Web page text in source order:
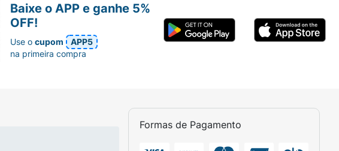
Formas de Pagamento
Baixe o APP e ganhe 5%
OFF!
Use ocupom
APP5
na primeira compra